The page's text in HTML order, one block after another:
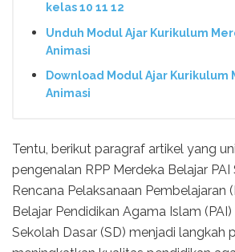
kelas 10 11 12
Unduh Modul Ajar Kurikulum
Animasi
Download Modul Ajar Kurikulum
Animasi
Tentu, berikut paragraf artikel yang
pengenalan RPP Merdeka Belajar PAI
Rencana Pelaksanaan Pembelajaran
Belajar Pendidikan Agama Islam
Sekolah Dasar (SD) menjadi langkah